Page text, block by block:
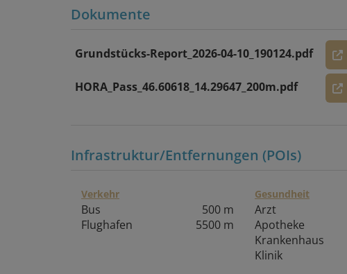
Dokumente
Grundstücks-Report_2026-04-10_190124.pdf
HORA_Pass_46.60618_14.29647_200m.pdf
Infrastruktur/Entfernungen (POIs)
Verkehr
Bus
500 m
Flughafen
5500 m
Gesundheit
Arzt
Apotheke
Krankenhaus
Klinik